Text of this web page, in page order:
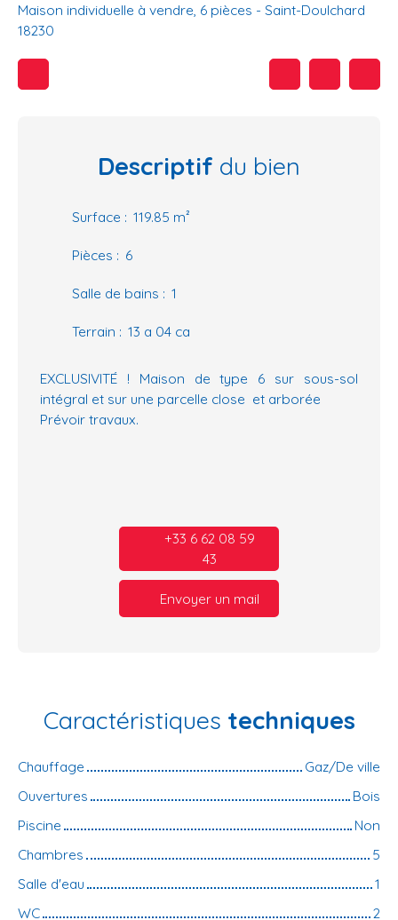
Maison individuelle à vendre, 6 pièces - Saint-Doulchard
18230
Descriptif du bien
Surface : 119.85 m²
Pièces : 6
Salle de bains : 1
Terrain : 13 a 04 ca
EXCLUSIVITÉ ! Maison de type 6 sur sous-sol
intégral et sur une parcelle close et arborée
Prévoir travaux.
+33 6 62 08 59
43
Envoyer un mail
Caractéristiques techniques
Chauffage
Gaz/De ville
Ouvertures
Bois
Piscine
Non
Chambres
5
Salle d'eau
1
WC
2